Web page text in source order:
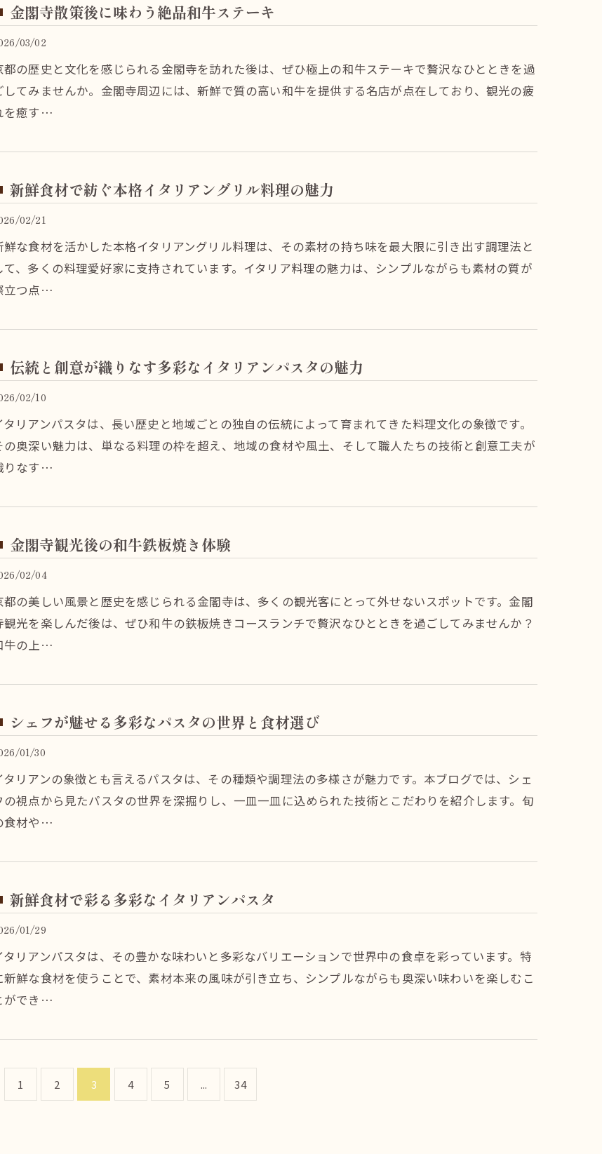
金閣寺散策後に味わう絶品和牛ステーキ
03/02
都の歴史と文化を感じられる金閣寺を訪れた後は、ぜひ極上の和牛ステーキで贅沢なひとときを過
してみませんか。金閣寺周辺には、新鮮で質の高い和牛を提供する名店が点在しており、観光の疲
を癒す…
新鮮食材で紡ぐ本格イタリアングリル料理の魅力
02/21
鮮な食材を活かした本格イタリアングリル料理は、その素材の持ち味を最大限に引き出す調理法と
て、多くの料理愛好家に支持されています。イタリア料理の魅力は、シンプルながらも素材の質が
立つ点…
伝統と創意が織りなす多彩なイタリアンパスタの魅力
02/10
タリアンパスタは、長い歴史と地域ごとの独自の伝統によって育まれてきた料理文化の象徴です。
の奥深い魅力は、単なる料理の枠を超え、地域の食材や風土、そして職人たちの技術と創意工夫が
りなす…
金閣寺観光後の和牛鉄板焼き体験
02/04
都の美しい風景と歴史を感じられる金閣寺は、多くの観光客にとって外せないスポットです。金閣
観光を楽しんだ後は、ぜひ和牛の鉄板焼きコースランチで贅沢なひとときを過ごしてみませんか？
牛の上…
シェフが魅せる多彩なパスタの世界と食材選び
01/30
タリアンの象徴とも言えるパスタは、その種類や調理法の多様さが魅力です。本ブログでは、シェ
の視点から見たパスタの世界を深掘りし、一皿一皿に込められた技術とこだわりを紹介します。旬
食材や…
新鮮食材で彩る多彩なイタリアンパスタ
01/29
タリアンパスタは、その豊かな味わいと多彩なバリエーションで世界中の食卓を彩っています。特
新鮮な食材を使うことで、素材本来の風味が引き立ち、シンプルながらも奥深い味わいを楽しむこ
ができ…
1 2 3 4 5 ... 34